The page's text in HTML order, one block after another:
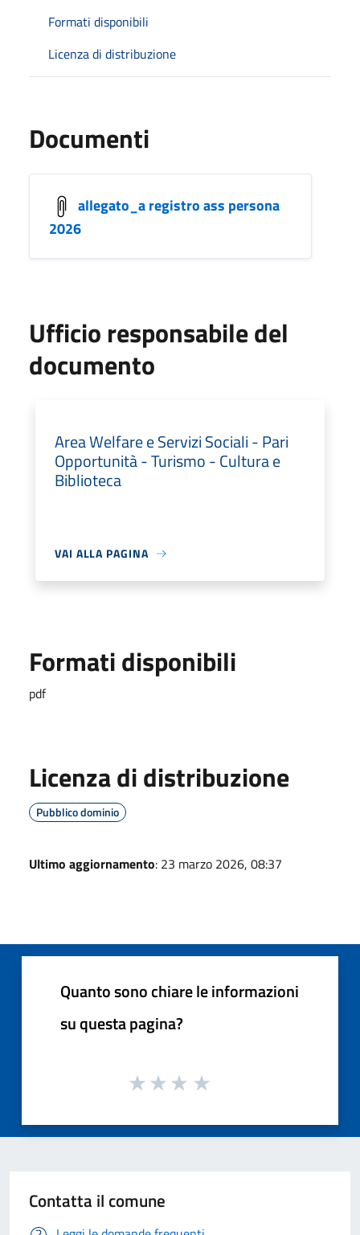
Formati disponibili
Licenza di distribuzione
Documenti
allegato_a registro ass persona
2026
Ufficio responsabile del
documento
Area Welfare e Servizi Sociali - Pari
Opportunità - Turismo - Cultura e
Biblioteca
VAI ALLA PAGINA
Formati disponibili
pdf
Licenza di distribuzione
Pubblico dominio
Ultimo aggiornamento: 23 marzo 2026, 08:37
Quanto sono chiare le informazioni
su questa pagina?
Contatta il comune